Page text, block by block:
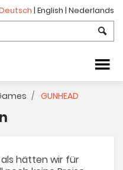
| English | Nederlands
GUNHEAD
hätten wir für